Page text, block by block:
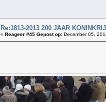
Re:1813-2013 200 JAAR
« Reageer #45 Gepost op: December 05,